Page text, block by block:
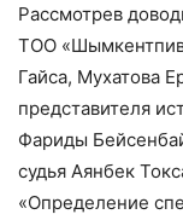
Рассмотрев
ТОО
Гайса, Мухатова
представителя
Фариды
судья Аянбек
«Определение